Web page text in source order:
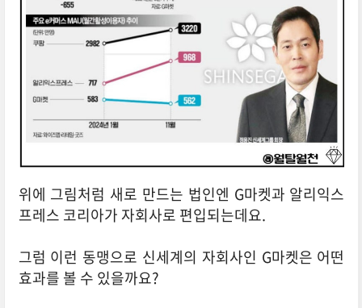
위에 그림처럼 새로 만드는 법인엔 G마켓과 알리익스
프레스 코리아가 자회사로 편입되는데요.
그럼 이런 동맹으로 신세계의 자회사인 G마켓은 어떤
효과를 볼 수 있을까요?